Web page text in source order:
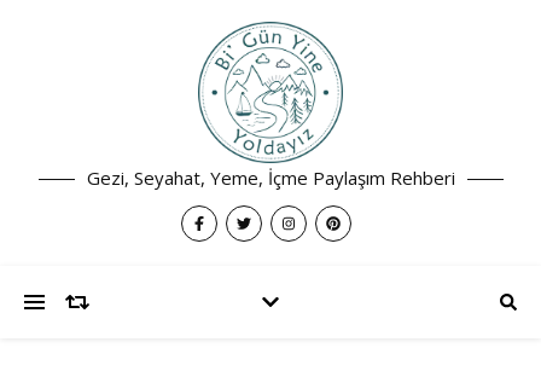
Gezi, Seyahat, Yeme, İçme Paylaşım Rehberi